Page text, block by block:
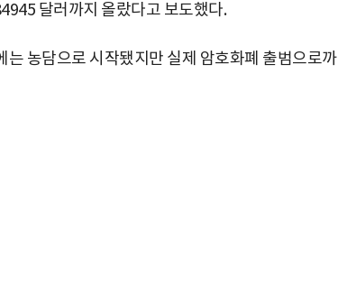
달러까지 올랐다고 보도했다.
농담으로 시작됐지만 실제 암호화폐 출범으로까